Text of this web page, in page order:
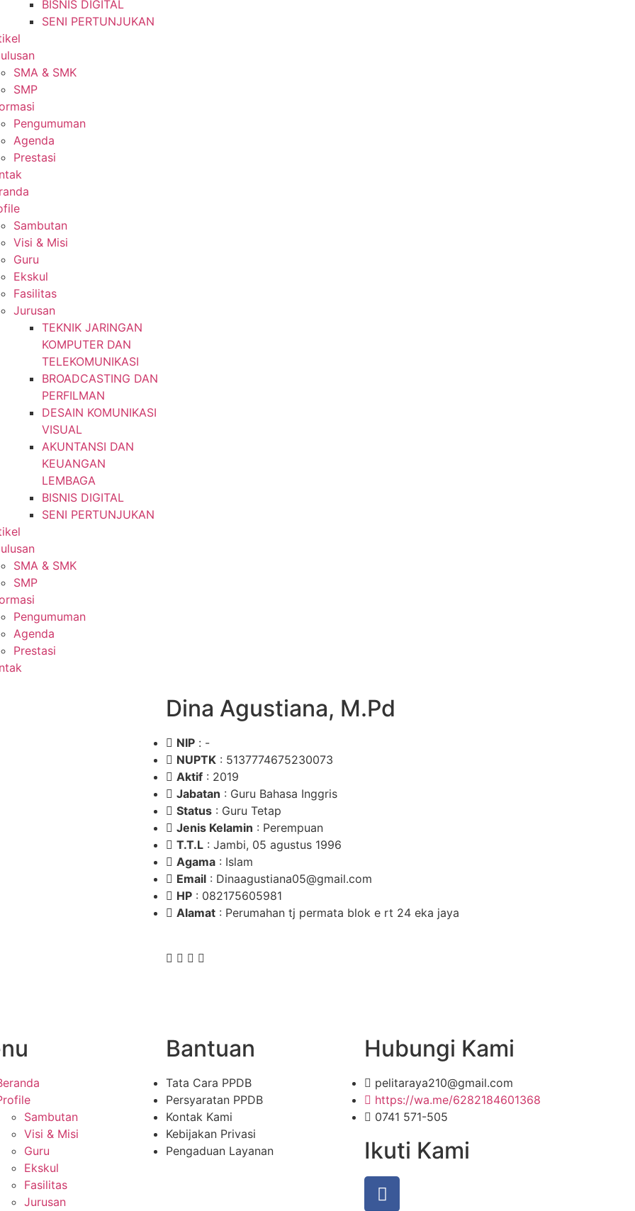
BISNIS DIGITAL
SENI PERTUNJUKAN
SMA & SMK
SMP
Pengumuman
Agenda
Prestasi
Sambutan
Visi & Misi
Guru
Ekskul
Fasilitas
Jurusan
TEKNIK JARINGAN
KOMPUTER DAN
TELEKOMUNIKASI
BROADCASTING DAN
PERFILMAN
DESAIN KOMUNIKASI
VISUAL
AKUNTANSI DAN
KEUANGAN
LEMBAGA
BISNIS DIGITAL
SENI PERTUNJUKAN
SMA & SMK
SMP
Pengumuman
Agenda
Prestasi
Dina Agustiana, M.Pd
NIP : -
NUPTK : 5137774675230073
Aktif : 2019
Jabatan : Guru Bahasa Inggris
Status : Guru Tetap
Jenis Kelamin : Perempuan
T.T.L : Jambi, 05 agustus 1996
Agama : Islam
Email : Dinaagustiana05@gmail.com
HP : 082175605981
Alamat : Perumahan tj permata blok e rt 24 eka jaya
Sambutan
Visi & Misi
Guru
Ekskul
Fasilitas
Jurusan
Bantuan
Tata Cara PPDB
Persyaratan PPDB
Kontak Kami
Kebijakan Privasi
Pengaduan Layanan
Hubungi Kami
pelitaraya210@gmail.com
https://wa.me/6282184601368
0741 571-505
Ikuti Kami